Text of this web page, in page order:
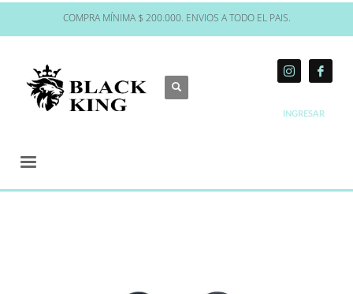
COMPRA MÍNIMA $ 200.000. ENVIOS A TODO EL PAIS.
INGRESAR